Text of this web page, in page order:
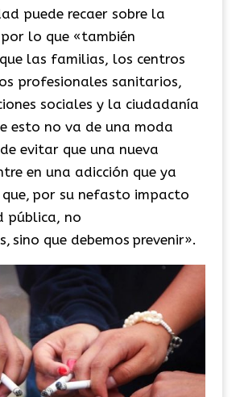
puede recaer sobre la
lo que «también
las familias, los centros
profesionales sanitarios,
sociales y la ciudadanía
esto no va de una moda
evitar que una nueva
en una adicción que ya
que, por su nefasto impacto
pública, no
sino que debemos prevenir».